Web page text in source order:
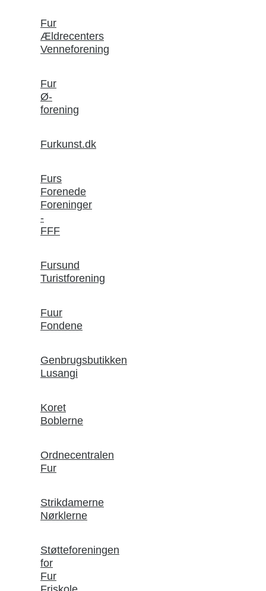
Fur
Ældrecenters
Venneforening
Fur
Ø-
forening
Furkunst.dk
Furs
Forenede
Foreninger
-
FFF
Fursund
Turistforening
Fuur
Fondene
Genbrugsbutikken
Lusangi
Koret
Boblerne
Ordnecentralen
Fur
Strikdamerne
Nørklerne
Støtteforeningen
for
Fur